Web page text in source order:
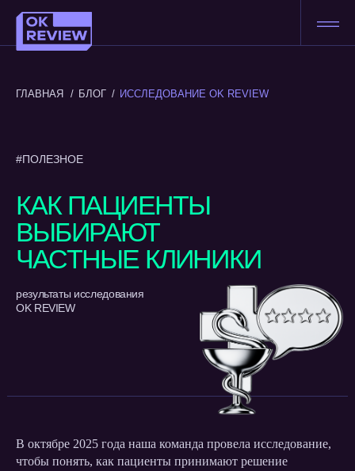
ГЛАВНАЯ / БЛОГ / ИССЛЕДОВАНИЕ OK REVIEW
результаты исследования
OK REVIEW
КАК ПАЦИЕНТЫ
ВЫБИРАЮТ
ЧАСТНЫЕ КЛИНИКИ
#ПОЛЕЗНОЕ
В октябре 2025 года наша команда провела исследование,
чтобы понять, как пациенты принимают решение